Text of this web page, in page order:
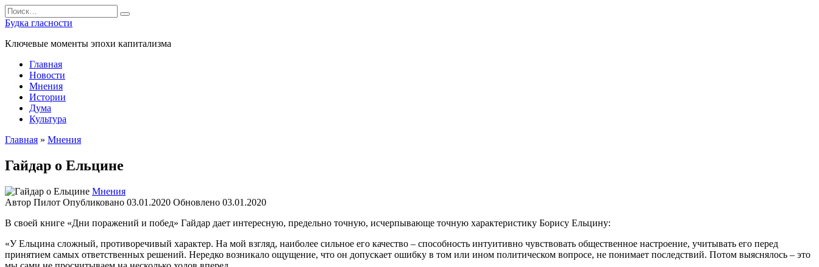
Перейти
к
содержанию
Search
for:
Будка гласности
Ключевые моменты эпохи капитализма
Главная
Новости
Мнения
Истории
Дума
Культура
Главная » Мнения
Гайдар о Ельцине
Мнения
Автор Пилот Опубликовано 03.01.2020 Обновлено 03.01.2020
В своей книге «Дни поражений и побед» Гайдар дает интересную, предельно точную, исчерпывающе точную характеристику Борису Ельцину:
«У Ельцина сложный, противоречивый характер. На мой взгляд, наиболее сильное его качество – способность интуитивно чувствовать общественное настроение, учитывать его перед
принятием самых ответственных решений. Нередко возникало ощущение, что он допускает ошибку в том или ином политическом вопросе, не понимает последствий. Потом выяснялось – это